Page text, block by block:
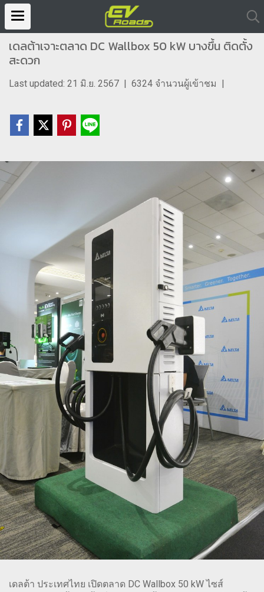
เดลต้าเจาะตลาด DC Wallbox 50 kW บางขึ้น ติดตั้ง
สะดวก
Last updated: 21 มิ.ย. 2567 | 6324 จำนวนผู้เข้าชม |
เดลต้า ประเทศไทย เปิดตลาด DC Wallbox 50 kW ไซส์